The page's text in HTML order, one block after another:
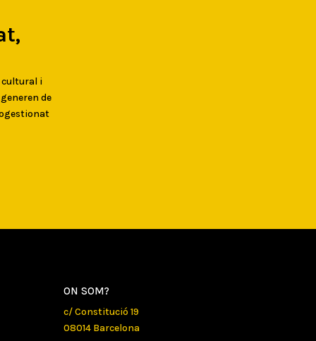
cultural i
de
ON SOM?
c/ Constitució 19
08014 Barcelona